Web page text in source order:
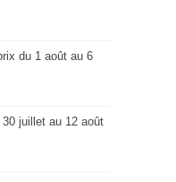
du 1 août au 6
juillet au 12 août